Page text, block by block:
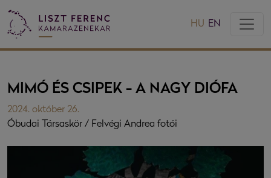
HU EN
MIMÓ ÉS CSIPEK - A NAGY DIÓFA
2024. október 26.
Óbudai Társaskör / Felvégi Andrea fotói